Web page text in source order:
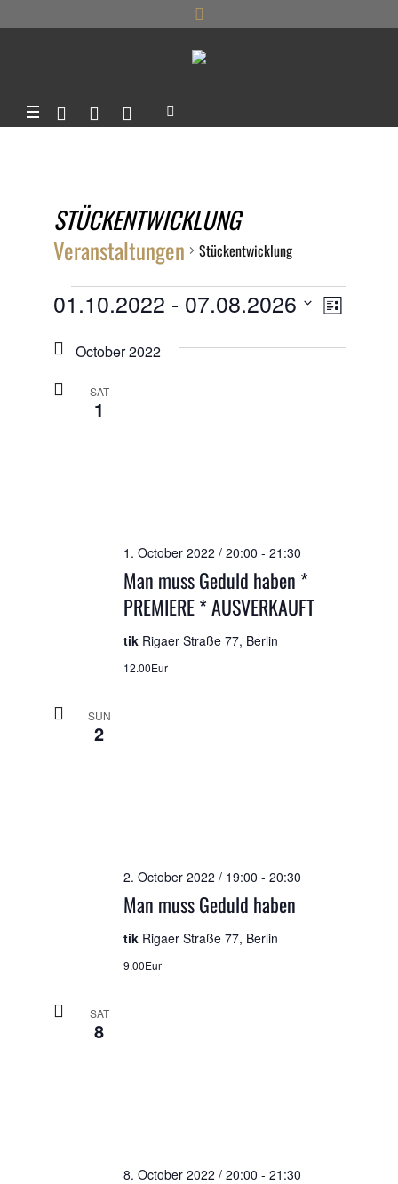
STÜCKENTWICKLUNG
Veranstaltungen Stückentwicklung
VERANSTALTUNGEN LISTE
01.10.2022 - 07.08.2026
wählen.
October 2022
SAT
1
Man muss Geduld haben *
PREMIERE * AUSVERKAUFT
1. October 2022 / 20:00 - 21:30
tik Rigaer Straße 77, Berlin
12.00Eur
SUN
2
Man muss Geduld haben
2. October 2022 / 19:00 - 20:30
tik Rigaer Straße 77, Berlin
9.00Eur
SAT
8
8. October 2022 / 20:00 - 21:30